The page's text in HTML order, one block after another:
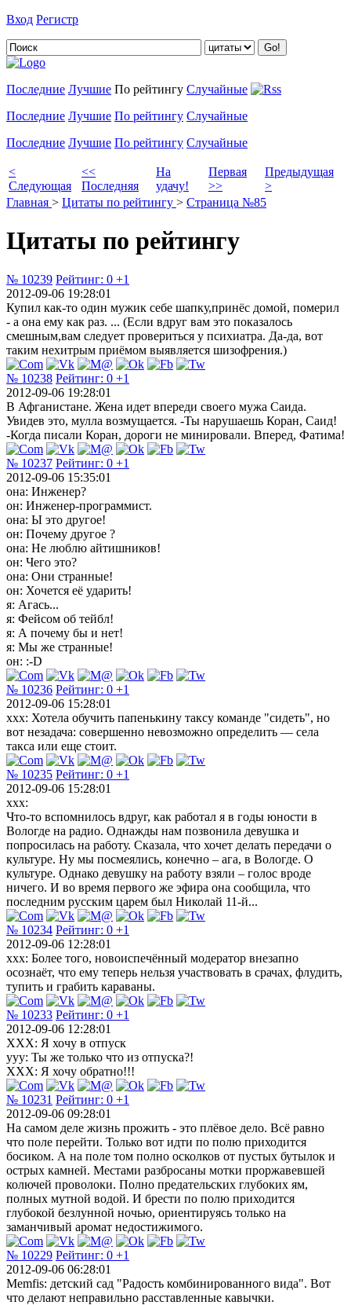
Вход Регистр
Последние Лучшие По рейтингу Случайные
Последние Лучшие По рейтингу Случайные
Последние Лучшие По рейтингу Случайные
<
Следующая
<<
Последняя
На
удачу!
Первая
>>
Предыдущая
>
Главная > Цитаты по рейтингу > Страница №85
Цитаты по рейтингу
№ 10239 Рейтинг: 0 +1
2012-09-06 19:28:01
Купил как-то один мужик себе шапку,принёс домой, померил
- а она ему как раз. ... (Если вдруг вам это показалось
смешным,вам следует провериться у психиатра. Да-да, вот
таким нехитрым приёмом выявляется шизофрения.)
№ 10238 Рейтинг: 0 +1
2012-09-06 19:28:01
В Афганистане. Жена идет впереди своего мужа Саида.
Увидев это, мулла возмущается. -Ты нарушаешь Коран, Саид!
-Когда писали Коран, дороги не минировали. Вперед, Фатима!
№ 10237 Рейтинг: 0 +1
2012-09-06 15:35:01
она: Инженер?
он: Инженер-программист.
она: Ы это другое!
он: Почему другое ?
она: Не люблю айтишников!
он: Чего это?
она: Они странные!
он: Хочется её ударить!
я: Агась...
я: Фейсом об тейбл!
я: А почему бы и нет!
я: Мы же странные!
он: :-D
№ 10236 Рейтинг: 0 +1
2012-09-06 15:28:01
xxx: Хотела обучить папенькину таксу команде "сидеть", но
вот незадача: совершенно невозможно определить — села
такса или еще стоит.
№ 10235 Рейтинг: 0 +1
2012-09-06 15:28:01
xxx:
Что-то вспомнилось вдруг, как работал я в годы юности в
Вологде на радио. Однажды нам позвонила девушка и
попросилась на работу. Сказала, что хочет делать передачи о
культуре. Ну мы посмеялись, конечно – ага, в Вологде. О
культуре. Однако девушку на работу взяли – голос вроде
ничего. И во время первого же эфира она сообщила, что
последним русским царем был Николай 11-й...
№ 10234 Рейтинг: 0 +1
2012-09-06 12:28:01
xxx: Более того, новоиспечённый модератор внезапно
осознаёт, что ему теперь нельзя участвовать в срачах, флудить,
тупить и грабить караваны.
№ 10233 Рейтинг: 0 +1
2012-09-06 12:28:01
ХХХ: Я хочу в отпуск
yyy: Ты же только что из отпуска?!
ХХХ: Я хочу обратно!!!
№ 10231 Рейтинг: 0 +1
2012-09-06 09:28:01
На самом деле жизнь прожить - это плёвое дело. Всё равно
что поле перейти. Только вот идти по полю приходится
босиком. А на поле том полно осколков от пустых бутылок и
острых камней. Местами разбросаны мотки проржавевшей
колючей проволоки. Полно предательских глубоких ям,
полных мутной водой. И брести по полю приходится
глубокой безлунной ночью, ориентируясь только на
заманчивый аромат недостижимого.
№ 10229 Рейтинг: 0 +1
2012-09-06 06:28:01
Memfis: детский сад "Радость комбинированного вида". Вот
что делают неправильно расставленные кавычки.